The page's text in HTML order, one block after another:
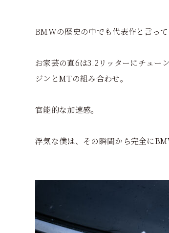
BMWの歴史の中でも代表作と言っ
お家芸の直6は3.2リッターにチュー
ジンとMTの組み合わせ。
官能的な加速感。
浮気な僕は、その瞬間から完全に